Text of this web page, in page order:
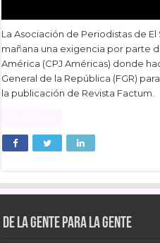
La Asociación de Periodistas de
mañana una exigencia por parte
América (CPJ Américas) donde
General de la República (FGR)
la publicación de Revista Factum.
De la gente para la gente